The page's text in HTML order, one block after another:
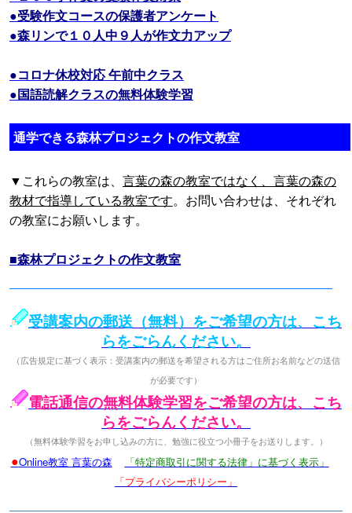
●受験作文コースの保護者アンケート
●森リンで１０人中９人が作文力アップ
●コロナ休校対応 午前中クラス
●国語読解クラスの無料体験学習
通学できる森林プロジェクトの作文教室
▼これらの教室は、 言葉の森の教室ではなく、言葉の森の
教材で指導している教室です。お問い合わせは、それぞれ
の教室にお願いします。
■森林プロジェクトの作文教室
受講案内の郵送（無料）をご希望の方は、こち
らをごらんください。
（広告規定に基づく表示：受講案内の郵送を希望される方はご住所お名前などの送信
が必要です）
電話通信の無料体験学習をご希望の方は、こち
らをごらんください。
（無料体験学習をお申し込みの方に、勉強に役立つ小冊子をお送りします。）
●Online教室 言葉の森
「特定商取引に関する法律」に基づく表示」
「プライバシーポリシー」